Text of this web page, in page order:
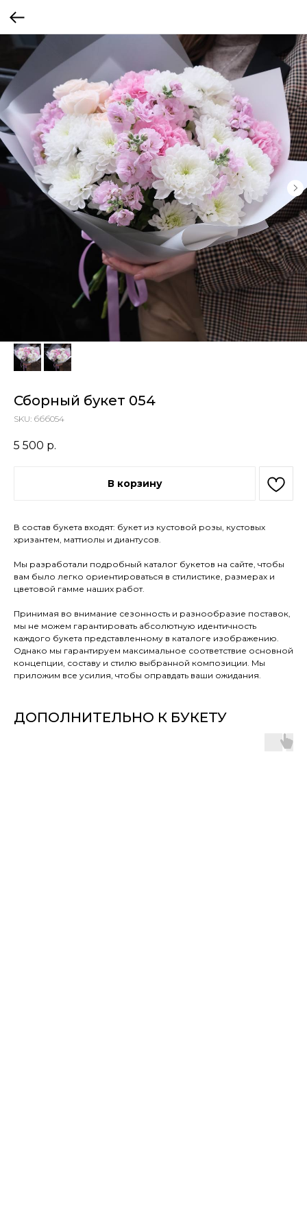
Сборный букет 054
SKU: ббб054
5 500 р.
В корзину
В состав букета входят: букет из кустовой розы, кустовых
хризантем, маттиолы и диантусов.
Мы разработали подробный каталог букетов на сайте, чтобы
вам было легко ориентироваться в стилистике, размерах и
цветовой гамме наших работ.
Принимая во внимание сезонность и разнообразие поставок,
мы не можем гарантировать абсолютную идентичность
каждого букета представленному в каталоге изображению.
Однако мы гарантируем максимальное соответствие основной
концепции, составу и стилю выбранной композиции. Мы
приложим все усилия, чтобы оправдать ваши ожидания.
ДОПОЛНИТЕЛЬНО К БУКЕТУ